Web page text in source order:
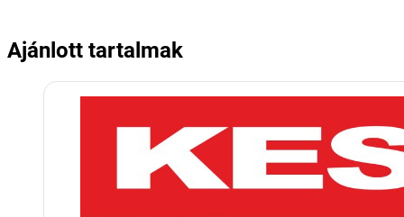
Ajánlott tartalmak